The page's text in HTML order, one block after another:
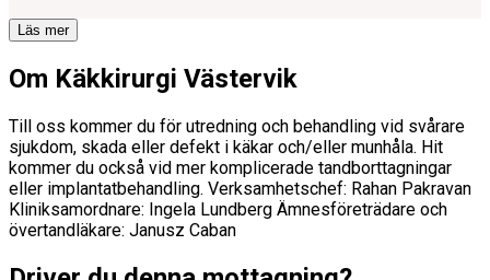
Läs mer
Om Käkkirurgi Västervik
Till oss kommer du för utredning och behandling vid svårare
sjukdom, skada eller defekt i käkar och/eller munhåla. Hit
kommer du också vid mer komplicerade tandborttagningar
eller implantatbehandling. Verksamhetschef: Rahan Pakravan
Kliniksamordnare: Ingela Lundberg Ämnesföreträdare och
övertandläkare: Janusz Caban